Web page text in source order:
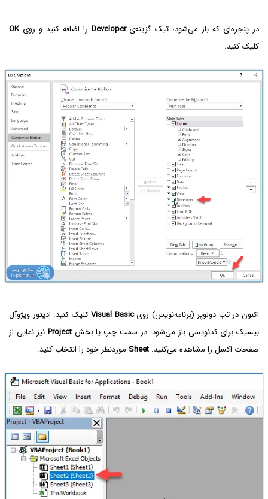
در پنجره‌ای که باز می‌شود، تیک گزینه‌یDeveloper را اضافه کنید و رویOK
کلیک کنید.
اکنون در تب دولوپر (برنامه‌نویس) رویVisual Basicکلیک کنید. ادیتور ویژوآل
بیسیک برای کدنویسی باز می‌شود. در سمت چپ یا بخش Projectنیز نمایی از
صفحات اکسل را مشاهده می‌کنید. Sheet موردنظر خود را انتخاب کنید.